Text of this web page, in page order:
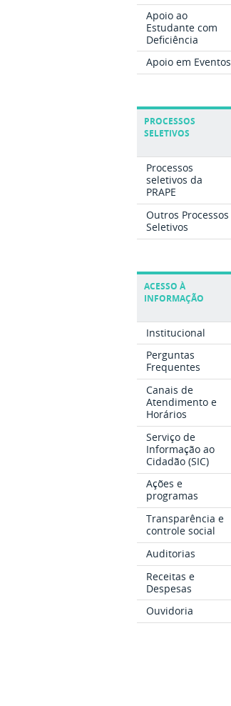
Apoio ao
Estudante com
Deficiência
Apoio em Eventos
PROCESSOS
SELETIVOS
Processos
seletivos da
PRAPE
Outros Processos
Seletivos
ACESSO À
INFORMAÇÃO
Institucional
Perguntas
Frequentes
Canais de
Atendimento e
Horários
Serviço de
Informação ao
Cidadão (SIC)
Ações e
programas
Transparência e
controle social
Auditorias
Receitas e
Despesas
Ouvidoria